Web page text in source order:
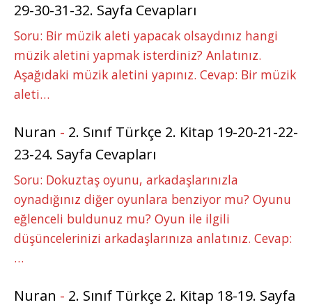
29-30-31-32. Sayfa Cevapları
Soru: Bir müzik aleti yapacak olsaydınız hangi
müzik aletini yapmak isterdiniz? Anlatınız.
Aşağıdaki müzik aletini yapınız. Cevap: Bir müzik
aleti…
Nuran - 2. Sınıf Türkçe 2. Kitap 19-20-21-22-
23-24. Sayfa Cevapları
Soru: Dokuztaş oyunu, arkadaşlarınızla
oynadığınız diğer oyunlara benziyor mu? Oyunu
eğlenceli buldunuz mu? Oyun ile ilgili
düşüncelerinizi arkadaşlarınıza anlatınız. Cevap:
…
Nuran - 2. Sınıf Türkçe 2. Kitap 18-19. Sayfa